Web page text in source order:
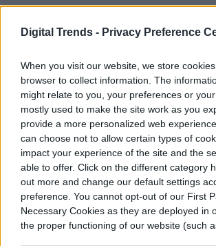
Digital Trends - Privacy Preference
When you visit our website, we store
browser to collect information. The
might relate to you, your preferences or
mostly used to make the site work as you
provide a more personalized web
can choose not to allow certain types of
impact your experience of the site and the
able to offer. Click on the different category
out more and change our default settings
preference. You cannot opt-out of our First
Necessary Cookies as they are deployed in
the proper functioning of our website (such
ANDROID
Google Photos
búsqueda de
marihuana